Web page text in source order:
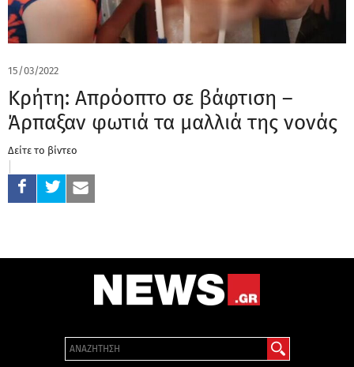
15/03/2022
Κρήτη: Απρόοπτο σε βάφτιση –
Άρπαξαν φωτιά τα μαλλιά της νονάς
Δείτε το βίντεο